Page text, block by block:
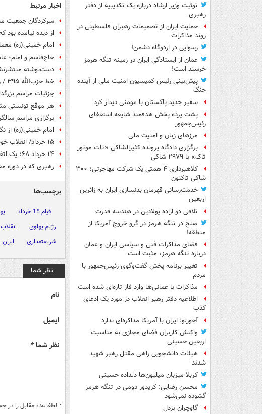
توئیت وزیر ارشاد درباره یک تکذیبیه از دفتر
رهبری
حمایت ایران از تصمیمات رهبران فلسطینی در
روند مذاکرات
رسوایی در اردوگاه دشمن!
عمان از ایستادگی ایران در زمینه تنگه هرمز
خرسند است!
پیش‌بینی رئیس کمیسیون امنیت ملی از آینده
جنگ
سفیر جدید پاکستان با مومنی دیدار کرد
پشت پرده پخش هدفمند شایعه استعفای
رئیس‌جمهور
مرزهای زبان و امنیت ملی
برگزاری دادگاه پرونده کثیرالشاکی «تات موتور
تاک» با ۲۹۷۹ شاکی
کلاهبرداری ۴ همتی یک شرکت مهاجرتی؛ ۳۰۰
شاکی تاکنون
خدمت‌رسانی قهرمان بدنسازی ایران به زائرین
اربعین
تلاقی دو اراده پولادین در هندسه قدرت
صلح در تنگه هرمز در گرو خروج آمریکا از
منطقه!
فضای مذاکرات فنی و سیاسی ایران و عمان
درباره تنگه هرمز، مثبت است
تغییر برنامه پخش گفت‌وگوی رئیس‌جمهور با
مردم
مذاکرات با عمانی‌ها وارد فاز تازه‌ای شده است
اطلاعیه دفتر رهبر انقلاب در مورد یک ادعای
کذب
آجورلو: ایران با آمریکا مذاکره‌ای ندارد
واکنش کاربران فضای مجازی به مناسبت
اربعین حسینی
هیئات دانشجویی راهی مقتل رهبر شهید
شدند
کربلا میزبان میلیون‌ها دلداده حسینی
محسن رضایی: کریدور دومی در تنگه هرمز
گشوده نمی‌شود
گاوچران بزدل
اخبار مرتبط
سرکردگان جمعیت
از دیده نیامده بود
امام خمینی(ره)
حاج‌قاسم و امام؛
دست‌نوشته منتشرنشده
خط حزب‌الله ۳۹۵ / رمز پیروزی امام +دانلود
جزئیات مراسم
هر موقع تونستی
برگزاری مراسم
امام خمینی(ره) از
۱۵ خرداد/ انقلاب خونین ، استکبار ننگین
۱۴ خرداد ۶۸؛ یک اتفاق تلخ، یک انتصاب شایسته
رهبری که در دوره
برچسب‌ها
قیام 15 خرداد
رژیم پهلوی
شریعتمداری
ایران
نظر شما
نام
ایمیل
نظر شما *
* لطفا عدد مقابل را در